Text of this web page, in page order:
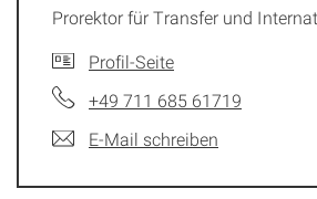
Prorektor für Transfer und
Profil-Seite
+49 711 685 61719
E-Mail schreiben